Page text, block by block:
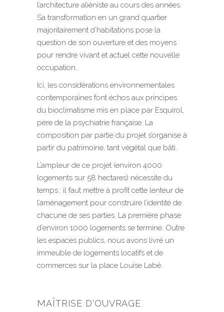
l’architecture aliéniste au cours des années.
Sa transformation en un grand quartier
majoritairement d’habitations pose la
question de son ouverture et des moyens
pour rendre vivant et actuel cette nouvelle
occupation.
Ici, les considérations environnementales
contemporaines font échos aux principes
du bioclimatisme mis en place par Esquirol,
père de la psychiatrie française. La
composition par partie du projet s’organise à
partir du patrimoine, tant végétal que bâti.
L’ampleur de ce projet (environ 4000
logements sur 58 hectares) nécessite du
temps : il faut mettre à profit cette lenteur de
l’aménagement pour construire l’identité de
chacune de ses parties. La première phase
d’environ 1000 logements se termine. Outre
les espaces publics, nous avons livré un
immeuble de logements locatifs et de
commerces sur la place Louise Labé.
MAÎTRISE D'OUVRAGE